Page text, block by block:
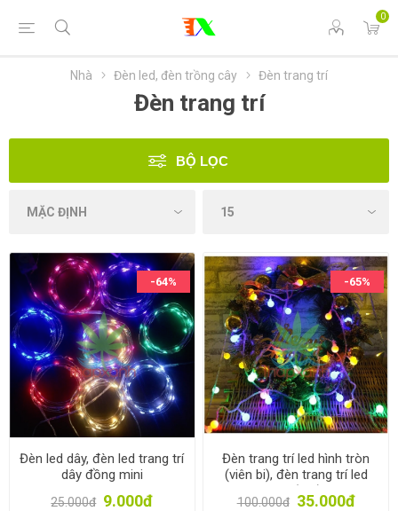
0
Nhà Đèn led, đèn trồng cây Đèn trang trí
Đèn trang trí
BỘ LỌC
-64%
Đèn led dây, đèn led trang trí
dây đồng mini
25.000đ 9.000đ
-65%
Đèn trang trí led hình tròn
(viên bi), đèn trang trí led
dây (3m)
100.000đ 35.000đ